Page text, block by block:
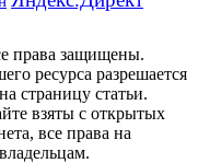
права защищены.
ресурса разрешается
страницу статьи.
взяты с открытых
все права на